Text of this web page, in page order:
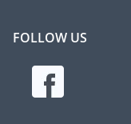
FOLLOW US